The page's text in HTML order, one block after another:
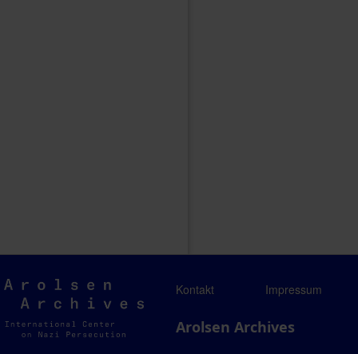
Arolsen
Archives
Kontakt Impressum
Arolsen Archives